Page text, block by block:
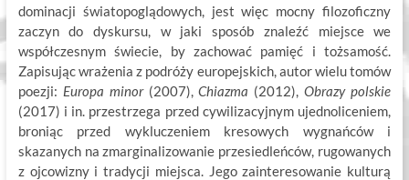
dominacji światopoglądowych, jest więc mocny filozoficzny
zaczyn do dyskursu, w jaki sposób znaleźć miejsce we
współczesnym świecie, by zachować pamięć i tożsamość.
Zapisując wrażenia z podróży europejskich, autor wielu tomów
poezji: Europa minor(2007),Chiazma (2012),Obrazy polskie
(2017) i in. przestrzega przed cywilizacyjnym ujednoliceniem,
broniąc przed wykluczeniem kresowych wygnańców i
skazanych na zmarginalizowanie przesiedleńców, rugowanych
z ojcowizny i tradycji miejsca. Jego zainteresowanie kulturą